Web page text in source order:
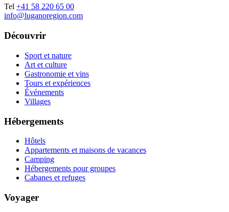
Tel +41 58 220 65 00
info@luganoregion.com
Découvrir
Sport et nature
Art et culture
Gastronomie et vins
Tours et expériences
Événements
Villages
Hébergements
Hôtels
Appartements et maisons de vacances
Camping
Hébergements pour groupes
Cabanes et refuges
Voyager